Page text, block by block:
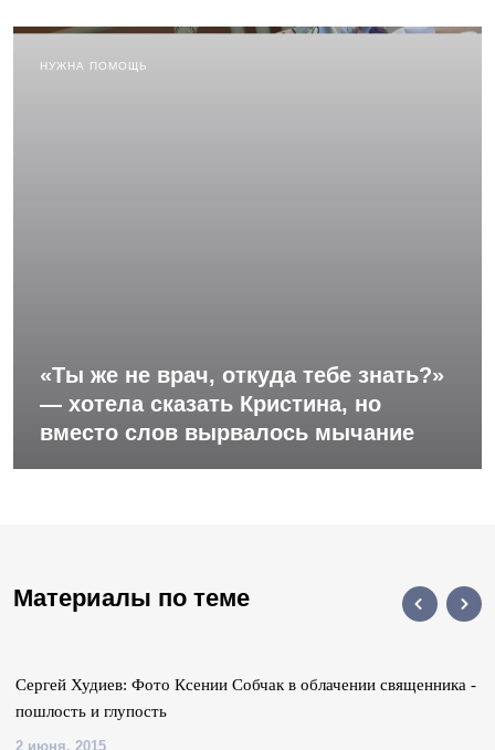
НУЖНА ПОМОЩЬ
«Ты же не врач, откуда тебе знать?»
— хотела сказать Кристина, но
вместо слов вырвалось мычание
Материалы по теме
Сергей Худиев: Фото Ксении Собчак в облачении священника -
пошлость и глупость
2 июня, 2015